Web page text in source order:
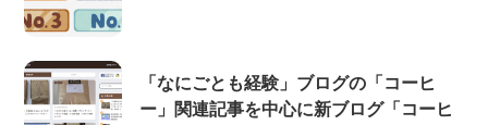
「なにごとも経験」ブログの「コーヒ
ー」関連記事を中心に新ブログ「コーヒ